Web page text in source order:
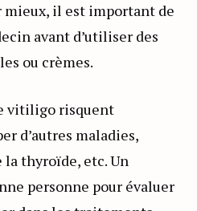
mieux, il est important de
avant d’utiliser des
ou crèmes.
vitiligo risquent
d’autres maladies,
la thyroïde, etc. Un
personne pour évaluer